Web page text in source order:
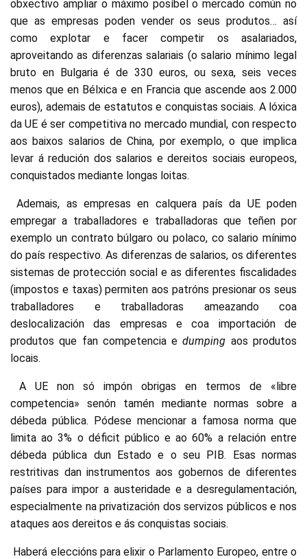
obxectivo ampliar o máximo posíbel o mercado común no
que as empresas poden vender os seus produtos… así
como explotar e facer competir os asalariados,
aproveitando as diferenzas salariais (o salario mínimo legal
bruto en Bulgaria é de 330 euros, ou sexa, seis veces
menos que en Bélxica e en Francia que ascende aos 2.000
euros), ademais de estatutos e conquistas sociais. A lóxica
da UE é ser competitiva no mercado mundial, con respecto
aos baixos salarios de China, por exemplo, o que implica
levar á redución dos salarios e dereitos sociais europeos,
conquistados mediante longas loitas.
Ademais, as empresas en calquera país da UE poden
empregar a traballadores e traballadoras que teñen por
exemplo un contrato búlgaro ou polaco, co salario mínimo
do país respectivo. As diferenzas de salarios, os diferentes
sistemas de protección social e as diferentes fiscalidades
(impostos e taxas) permiten aos patróns presionar os seus
traballadores e traballadoras ameazando coa
deslocalización das empresas e coa importación de
produtos que fan competencia edumping aos produtos
locais.
A UE non só impón obrigas en termos de «libre
competencia» senón tamén mediante normas sobre a
débeda pública. Pódese mencionar a famosa norma que
limita ao 3% o déficit público e ao 60% a relación entre
débeda pública dun Estado e o seu PIB. Esas normas
restritivas dan instrumentos aos gobernos de diferentes
países para impor a austeridade e a desregulamentación,
especialmente na privatización dos servizos públicos e nos
ataques aos dereitos e ás conquistas sociais.
Haberá eleccións para elixir o Parlamento Europeo, entre o